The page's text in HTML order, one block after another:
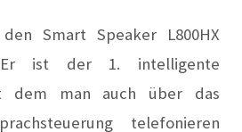
Smart Speaker L800HX
Er ist der 1. intelligente
dem man auch über das
telefonieren